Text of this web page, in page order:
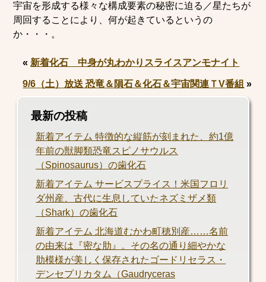
宇宙を形成する様々な構成要素の秘密に迫る／星たちが
周回することにより、何が起きているというの
か・・・。
« 新着化石 中身が丸わかりスライスアンモナイト
9/6（土）放送 恐竜＆隕石＆化石＆宇宙関連ＴV番組 »
最新の投稿
新着アイテム 特徴的な縦筋が刻まれた、約1億
年前の獣脚類恐竜スピノサウルス
（Spinosaurus）の歯化石
新着アイテム サービスプライス！米国フロリ
ダ州産、古代に生息していたネズミザメ類
（Shark）の歯化石
新着アイテム 北海道むかわ町穂別産……名前
の由来は『密な肋』。その名の通り細やかな
肋模様が美しく保存されたゴードリセラス・
デンセプリカタム（Gaudryceras